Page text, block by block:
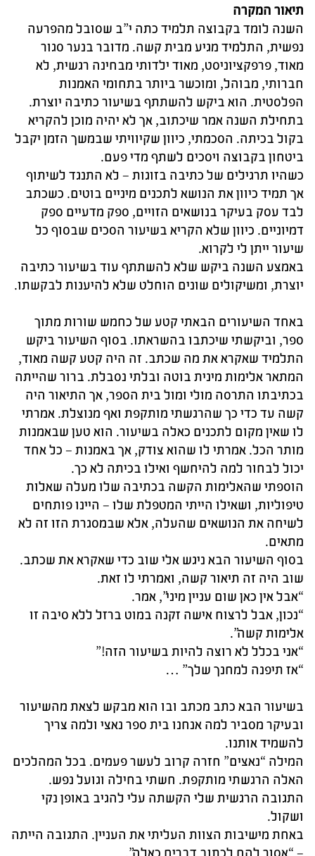
תיאור המקרה
השנה לומד בקבוצה תלמיד כתה י”ב שסובל מהפרעה
נפשית, התלמיד מגיע מבית קשה. מדובר בנער סגור
מאוד, פרפקציוניסט, מאוד ילדותי מבחינה רגשית, לא
חברותי, מבוהל, ומוכשר ביותר בתחומי האמנות
הפלסטית. הוא ביקש להשתתף בשיעור כתיבה יוצרת.
בתחילת השנה אמר שיכתוב, אך לא יהיה מוכן להקריא
בקול בכיתה. הסכמתי, כיוון שקיוויתי שבמשך הזמן יקבל
ביטחון בקבוצה ויסכים לשתף מדי פעם.
כשהיו תרגילים של כתיבה בזוגות – לא התנגד לשיתוף
אך תמיד כיוון את הנושא לתכנים מיניים בוטים. כשכתב
לבד עסק בעיקר בנושאים הזויים, ספק מדעיים ספק
דמיוניים. כיוון שלא הקריא בשיעור הסכים שבסוף כל
שיעור ייתן לי לקרוא.
באמצע השנה ביקש שלא להשתתף עוד בשיעור כתיבה
יוצרת, ומשיקולים שונים הוחלט שלא להיענות לבקשתו.
באחד השיעורים הבאתי קטע של כחמש שורות מתוך
ספר, וביקשתי שיכתבו בהשראתו. בסוף השיעור ביקש
התלמיד שאקרא את מה שכתב. זה היה קטע קשה מאוד,
המתאר אלימות מינית בוטה ובלתי נסבלת. ברור שהייתה
בכתיבתו התרסה מולי ומול בית הספר, אך התיאור היה
קשה עד כדי כך שהרגשתי מותקפת ואף מנוצלת. אמרתי
לו שאין מקום לתכנים כאלה בשיעור. הוא טען שבאמנות
מותר הכל. אמרתי לו שהוא צודק, אך באמנות – כל אחד
יכול לבחור למה להיחשף ואילו בכיתה לא כך.
הוספתי שהאלימות הקשה בכתיבה שלו מעלה שאלות
טיפוליות, ושאילו הייתי המטפלת שלו – היינו פותחים
לשיחה את הנושאים שהעלה, אלא שבמסגרת הזו זה לא
מתאים.
בסוף השיעור הבא ניגש אלי שוב כדי שאקרא את שכתב.
שוב היה זה תיאור קשה, ואמרתי לו זאת.
“אבל אין כאן שום עניין מיני”, אמר.
“נכון, אבל לרצוח אישה זקנה במוט ברזל ללא סיבה זו
אלימות קשה”.
“אני בכלל לא רוצה להיות בשיעור הזה!”
“אז תיפנה למחנך שלך” …
בשיעור הבא כתב מכתב ובו הוא מבקש לצאת מהשיעור
ובעיקר מסביר למה אנחנו בית ספר נאצי ולמה צריך
להשמיד אותנו.
המילה “נאצים” חזרה קרוב לעשר פעמים. בכל המהלכים
האלה הרגשתי מותקפת. חשתי בחילה וגועל נפש.
התגובה הרגשית שלי הקשתה עלי להגיב באופן נקי
ושקול.
באחת מישיבות הצוות העליתי את העניין. התגובה הייתה